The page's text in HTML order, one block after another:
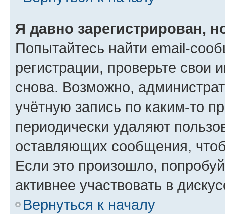
Я давно зарегистрирован,
Попытайтесь найти email-
регистрации, проверьте свои
снова. Возможно,
учётную запись по каким-то
периодически удаляют
оставляющих сообщения,
Если это произошло,
активнее участвовать в
Вернуться к началу